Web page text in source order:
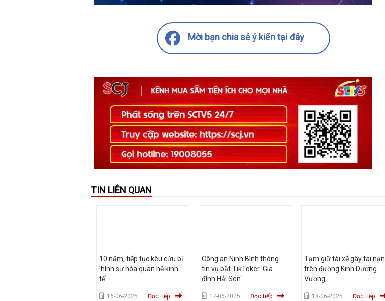
Mời bạn chia sẻ ý kiến tại đây
TIN LIÊN QUAN
10 năm, tiếp tục kêu cứu bị
'hình sự hóa quan hệ kinh
tế'
16-06-2025 Đọc tiếp
Công an Ninh Bình thông
tin vụ bắt TikToker 'Gia
đình Hải Sen'
17-06-2025 Đọc tiếp
Tạm giữ tài xế gây tai nạn
trên đường Kinh Dương
Vương
18-06-2025 Đọc tiếp